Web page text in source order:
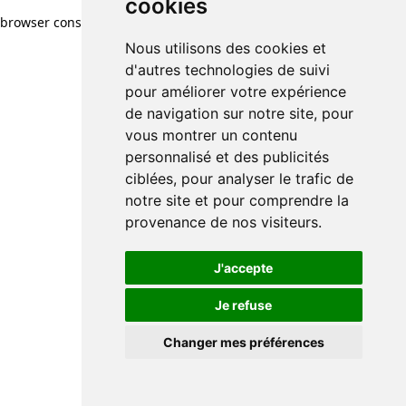
cookies
Nous utilisons des cookies et
d'autres technologies de suivi
pour améliorer votre expérience
de navigation sur notre site, pour
vous montrer un contenu
personnalisé et des publicités
ciblées, pour analyser le trafic de
notre site et pour comprendre la
provenance de nos visiteurs.
J'accepte
Je refuse
Changer mes préférences
browser console for more information)